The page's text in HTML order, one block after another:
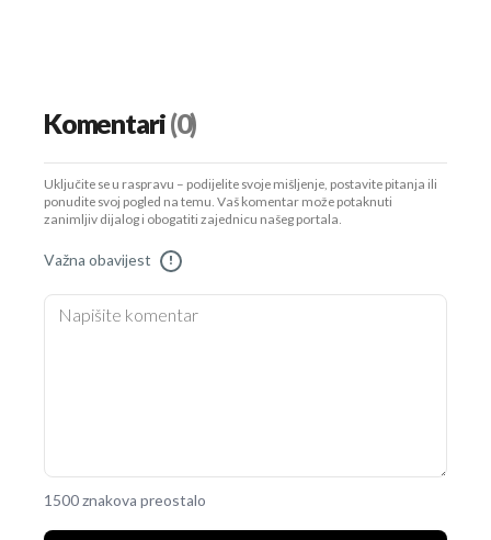
Komentari(0)
Uključite se u raspravu – podijelite svoje mišljenje, postavite pitanja ili
ponudite svoj pogled na temu. Vaš komentar može potaknuti
zanimljiv dijalog i obogatiti zajednicu našeg portala.
Važna obavijest !
1500 znakova preostalo